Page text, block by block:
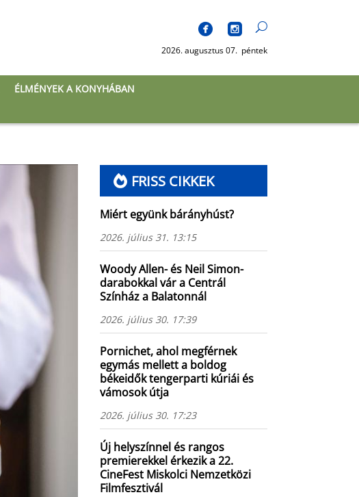
2026. augusztus 07. péntek
ÉLMÉNYEK A KONYHÁBAN
FRISS CIKKEK
Miért együnk bárányhúst?
2026. július 31. 13:15
Woody Allen- és Neil Simon-
darabokkal vár a Centrál
Színház a Balatonnál
2026. július 30. 17:39
Pornichet, ahol megférnek
egymás mellett a boldog
békeidők tengerparti kúriái és
vámosok útja
2026. július 30. 17:23
Új helyszínnel és rangos
premierekkel érkezik a 22.
CineFest Miskolci Nemzetközi
Filmfesztivál